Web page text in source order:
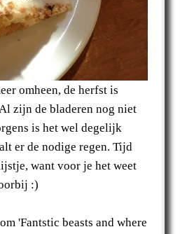
omheen, de herfst is
zijn de bladeren nog niet
is het wel degelijk
er de nodige regen. Tijd
want voor je het weet
:)
'Fantstic beasts and where